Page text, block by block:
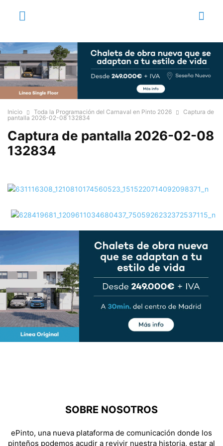
Inicio Toda la Programación del Carnaval en Pinto 2026
Captura de
pantalla 2026-02-08 132834
Captura de pantalla 2026-02-08
132834
SOBRE NOSOTROS
ePinto, una nueva plataforma de comunicación donde los
pinteños podemos acudir a revivir nuestra historia, estar al